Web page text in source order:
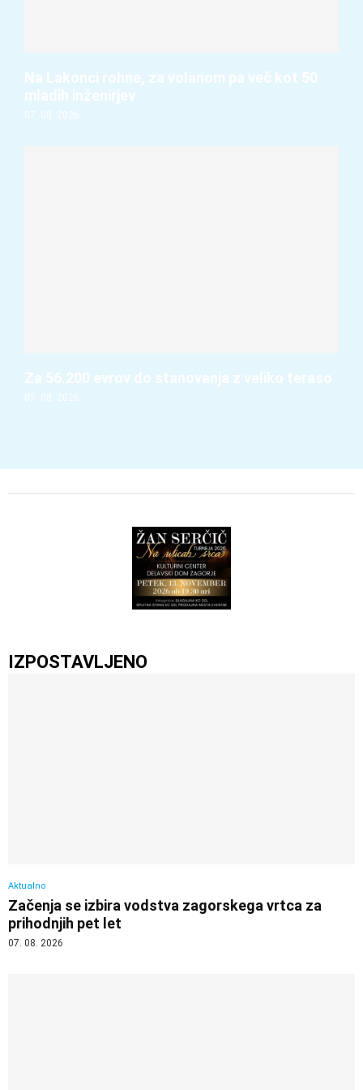
Na Lakonci rohne, za volanom pa več kot 50
mladih inženirjev
07. 08. 2026
Za 56.200 evrov do stanovanja z veliko teraso
07. 08. 2026
IZPOSTAVLJENO
Aktualno
Začenja se izbira vodstva zagorskega vrtca za
prihodnjih pet let
07. 08. 2026